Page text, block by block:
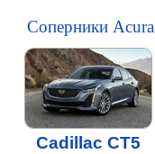
Соперники
Cadillac CT5